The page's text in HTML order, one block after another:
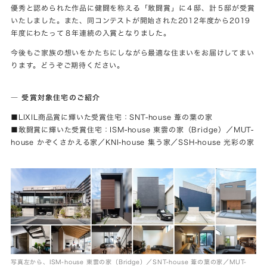
優秀と認められた作品に健闘を称える「敢闘賞」に４邸、計５邸が受賞
いたしました。また、同コンテストが開始された2012年度から2019
年度にわたって８年連続の入賞となりました。
今後もご家族の想いをかたちにしながら最適な住まいをお届けしてまい
ります。どうぞご期待ください。
― 受賞対象住宅のご紹介
■LIXIL商品賞に輝いた受賞住宅：SNT-house 葦の葉の家
■敢闘賞に輝いた受賞住宅：ISM-house 東雲の家（Bridge）／MUT-
house かぞくさかえる家／KNI-house 集う家／SSH-house 光彩の家
写真左から、ISM-house 東雲の家（Bridge）／SNT-house 葦の葉の家／MUT-